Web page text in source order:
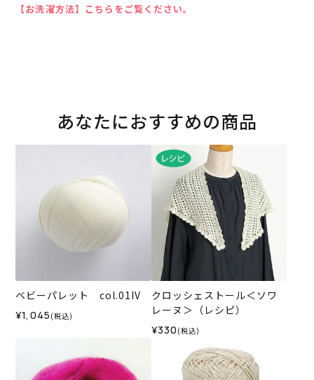
【お洗濯方法】こちらをご覧ください。
あなたにおすすめの商品
ベビーパレット col.01IV
¥1,045 (税込)
クロッシェストール＜ソワ
レーヌ＞（レシピ）
¥330 (税込)